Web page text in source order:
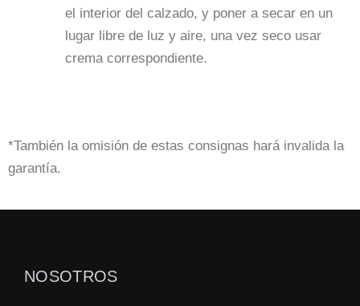
el interior del calzado, y poner a secar en un
lugar libre de luz y aire, una vez seco usar
crema correspondiente.
*También la omisión de estas consignas hará invalida la
garantía.
NOSOTROS